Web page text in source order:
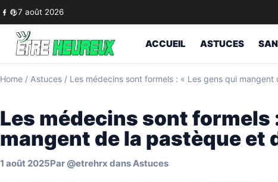
Skip to content
7 août 2026
ACCUEIL ASTUCES
Home / Astuces / Les médecins sont formels : « Les gens qui
Les médecins sont formels
mangent de la pastèque et
1 août 2025Par @etrehrx dansAstuces